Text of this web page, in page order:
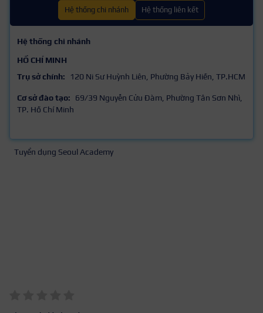
Hệ thống chi nhánh Hệ thống liên kết
Hệ thống chi nhánh
HỒ CHÍ MINH
Trụ sở chính:
120 Ni Sư Huỳnh Liên, Phường Bảy Hiền, TP.HCM
Cơ sở đào tạo:
69/39 Nguyễn Cửu Đàm, Phường Tân Sơn Nhì,
TP. Hồ Chí Minh
Tuyển dụng Seoul Academy